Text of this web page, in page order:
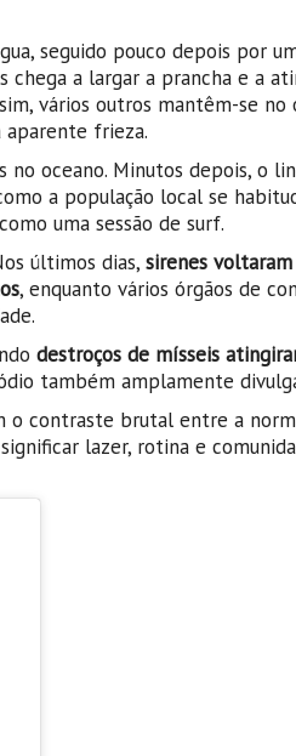
seguido pouco depois por
a largar a prancha e a
vários outros mantêm-se no
aparente frieza.
oceano. Minutos depois, o
a população local se
uma sessão de surf.
últimos dias, sirenes
, enquanto vários órgãos de
destroços de mísseis
também amplamente
o contraste brutal entre a
lazer, rotina e